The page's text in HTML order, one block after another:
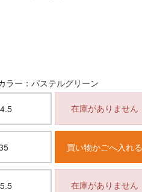
ラー：パステルグリーン
在庫がありません
買い物かごへ入れる
在庫がありません